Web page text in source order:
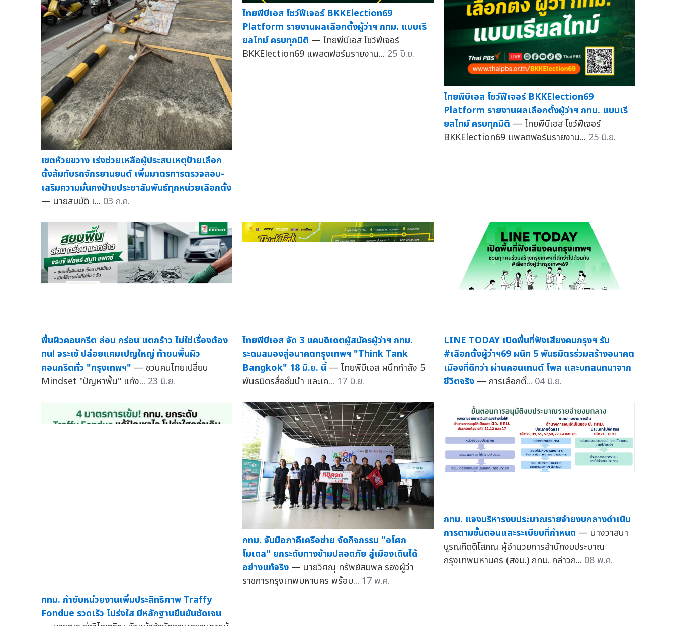
เขตห้วยขวาง เร่งช่วยเหลือผู้ประสบเหตุป้ายเลือก
ตั้งล้มทับรถจักรยานยนต์ เพิ่มมาตรการตรวจสอบ-
เสริมความมั่นคงป้ายประชาสัมพันธ์ทุกหน่วยเลือกตั้ง
— นายสมบัติ เ... 03 ก.ค.
ไทยพีบีเอส โชว์ฟีเจอร์ BKKElection69
Platform รายงานผลเลือกตั้งผู้ว่าฯ กทม. แบบเรี
ยลไทม์ ครบทุกมิติ — ไทยพีบีเอส โชว์ฟีเจอร์
BKKElection69 แพลตฟอร์มรายงาน... 25 มิ.ย.
ไทยพีบีเอส โชว์ฟีเจอร์ BKKElection69
Platform รายงานผลเลือกตั้งผู้ว่าฯ กทม. แบบเรี
ยลไทม์ ครบทุกมิติ — ไทยพีบีเอส โชว์ฟีเจอร์
BKKElection69 แพลตฟอร์มรายงาน... 25 มิ.ย.
พื้นผิวคอนกรีต ล่อน กร่อน แตกร้าว ไม่ใช่เรื่องต้อง
ทน! จระเข้ ปล่อยแคมเปญใหญ่ ท้าชนพื้นผิว
คอนกรีตทั่ว "กรุงเทพฯ" — ชวนคนไทยเปลี่ยน
Mindset "ปัญหาพื้น" แก้ง... 23 มิ.ย.
ไทยพีบีเอส จัด 3 แคนดิเดตผู้สมัครผู้ว่าฯ กทม.
ระดมสมองสู่อนาคตกรุงเทพฯ "Think Tank
Bangkok" 18 มิ.ย. นี้ — ไทยพีบีเอส ผนึกกำลัง 5
พันธมิตรสื่อชั้นนำ และเค... 17 มิ.ย.
LINE TODAY เปิดพื้นที่ฟังเสียงคนกรุงฯ รับ
#เลือกตั้งผู้ว่าฯ69 ผนึก 5 พันธมิตรร่วมสร้างอนาคต
เมืองที่ดีกว่า ผ่านคอนเทนต์ โพล และบทสนทนาจาก
ชีวิตจริง — การเลือกตั้... 04 มิ.ย.
กทม. กำชับหน่วยงานเพิ่มประสิทธิภาพ Traffy
Fondue รวดเร็ว โปร่งใส มีหลักฐานยืนยันชัดเจน
กทม. จับมือภาคีเครือข่าย จัดกิจกรรม "อโศก
โมเดล" ยกระดับทางข้ามปลอดภัย สู่เมืองเดินได้
อย่างแท้จริง — นายวิศณุ ทรัพย์สมพล รองผู้ว่า
ราชการกรุงเทพมหานคร พร้อม... 17 พ.ค.
กทม. แจงบริหารงบประมาณรายจ่ายงบกลางดำเนิน
การตามขั้นตอนและระเบียบที่กำหนด — นางวาสนา
บูรณกิตติโสภณ ผู้อำนวยการสำนักงบประมาณ
กรุงเทพมหานคร (สงม.) กทม. กล่าวก... 08 พ.ค.